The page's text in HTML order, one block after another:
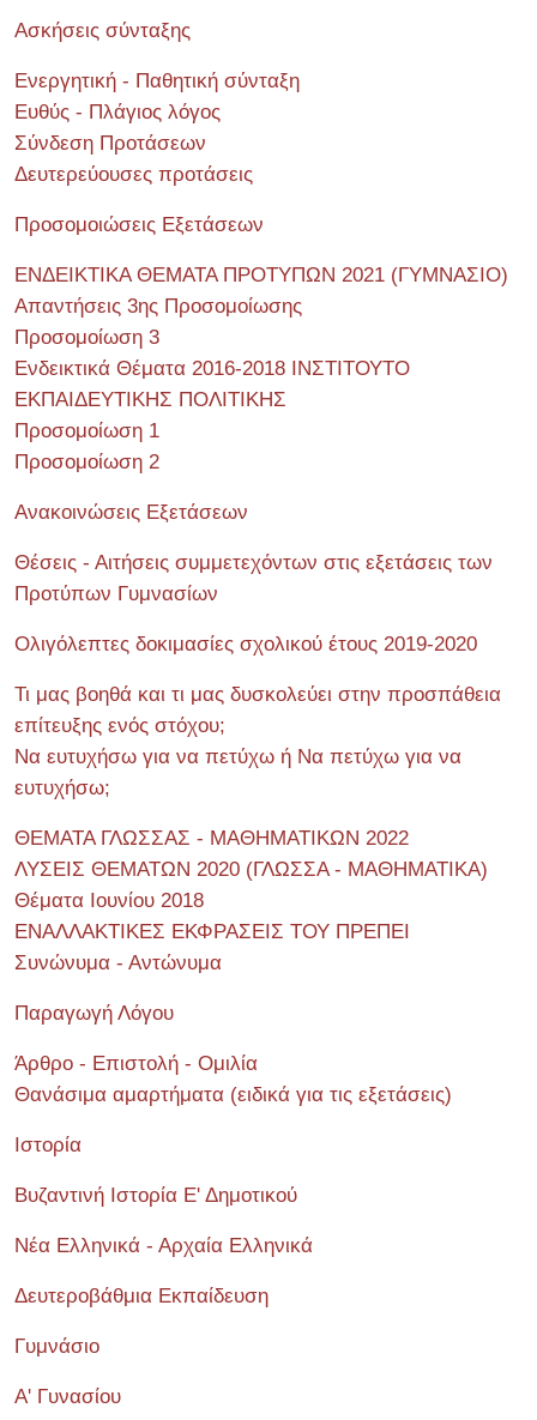
Ασκήσεις σύνταξης
Ενεργητική - Παθητική σύνταξη
Ευθύς - Πλάγιος λόγος
Σύνδεση Προτάσεων
Δευτερεύουσες προτάσεις
Προσομοιώσεις Εξετάσεων
ΕΝΔΕΙΚΤΙΚΑ ΘΕΜΑΤΑ ΠΡΟΤΥΠΩΝ 2021 (ΓΥΜΝΑΣΙΟ)
Απαντήσεις 3ης Προσομοίωσης
Προσομοίωση 3
Ενδεικτικά Θέματα 2016-2018 ΙΝΣΤΙΤΟΥΤΟ
ΕΚΠΑΙΔΕΥΤΙΚΗΣ ΠΟΛΙΤΙΚΗΣ
Προσομοίωση 1
Προσομοίωση 2
Ανακοινώσεις Εξετάσεων
Θέσεις - Αιτήσεις συμμετεχόντων στις εξετάσεις των
Προτύπων Γυμνασίων
Ολιγόλεπτες δοκιμασίες σχολικού έτους 2019-2020
Τι μας βοηθά και τι μας δυσκολεύει στην προσπάθεια
επίτευξης ενός στόχου;
Να ευτυχήσω για να πετύχω ή Να πετύχω για να
ευτυχήσω;
ΘΕΜΑΤΑ ΓΛΩΣΣΑΣ - ΜΑΘΗΜΑΤΙΚΩΝ 2022
ΛΥΣΕΙΣ ΘΕΜΑΤΩΝ 2020 (ΓΛΩΣΣΑ - ΜΑΘΗΜΑΤΙΚΑ)
Θέματα Ιουνίου 2018
ΕΝΑΛΛΑΚΤΙΚΕΣ ΕΚΦΡΑΣΕΙΣ ΤΟΥ ΠΡΕΠΕΙ
Συνώνυμα - Αντώνυμα
Παραγωγή Λόγου
Άρθρο - Επιστολή - Ομιλία
Θανάσιμα αμαρτήματα (ειδικά για τις εξετάσεις)
Ιστορία
Βυζαντινή Ιστορία Ε' Δημοτικού
Νέα Ελληνικά - Αρχαία Ελληνικά
Δευτεροβάθμια Εκπαίδευση
Γυμνάσιο
Α' Γυνασίου